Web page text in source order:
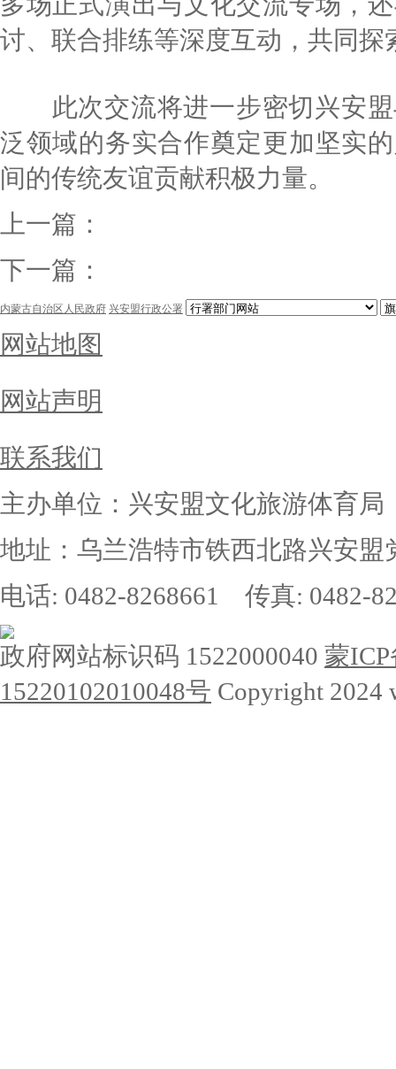
讨、联合排练等深度互动，共同
此次交流将进一步密切兴安盟
泛领域的务实合作奠定更加坚实
间的传统友谊贡献积极力量。
上一篇：
下一篇：
内蒙古自治区人民政府 兴安盟行政公署
网站地图
网站声明
联系我们
主办单位：兴安盟文化旅游体育局
地址：乌兰浩特市铁西北路兴安盟
电话: 0482-8268661 传真: 0482-
政府网站标识码 1522000040 蒙ICP
15220102010048号 Copyright 2024